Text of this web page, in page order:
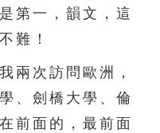
第一，韻文，這
難！
次訪問歐洲，
、劍橋大學、倫
前面的，最前面